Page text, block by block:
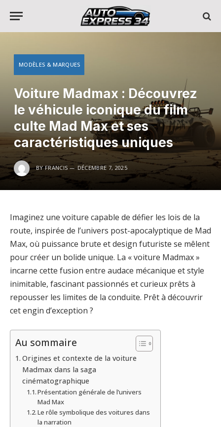
MODÈLES & MARQUES
Voiture Madmax : Découvrez
le véhicule iconique du film
culte Mad Max et ses
caractéristiques uniques
BY FRANCIS DÉCEMBRE 7, 2025
Imaginez une voiture capable de défier les lois de la
route, inspirée de l’univers post-apocalyptique de Mad
Max, où puissance brute et design futuriste se mêlent
pour créer un bolide unique. La « voiture Madmax »
incarne cette fusion entre audace mécanique et style
inimitable, fascinant passionnés et curieux prêts à
repousser les limites de la conduite. Prêt à découvrir
cet engin d’exception ?
Au sommaire
Origines et contexte de la voiture
Madmax dans la saga
cinématographique
Présentation générale de l’univers
Mad Max
Le rôle symbolique des voitures dans
la narration